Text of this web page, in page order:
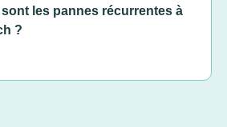
les pannes récurrentes à
?